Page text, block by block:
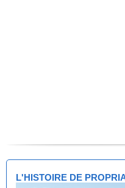
L'HISTOIRE DE